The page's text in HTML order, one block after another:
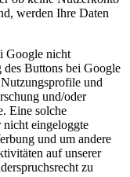
werden Ihre Daten
Google nicht
Buttons bei Google
und
und/oder
Eine solche
nicht eingeloggte
und um andere
auf unserer
zu